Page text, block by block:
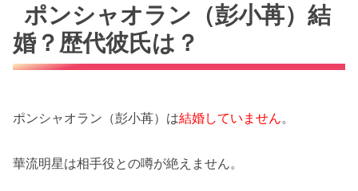
ポンシャオラン（彭小苒）結
婚？歴代彼氏は？
ポンシャオラン（彭小苒）は結婚していません。
華流明星は相手役との噂が絶えません。